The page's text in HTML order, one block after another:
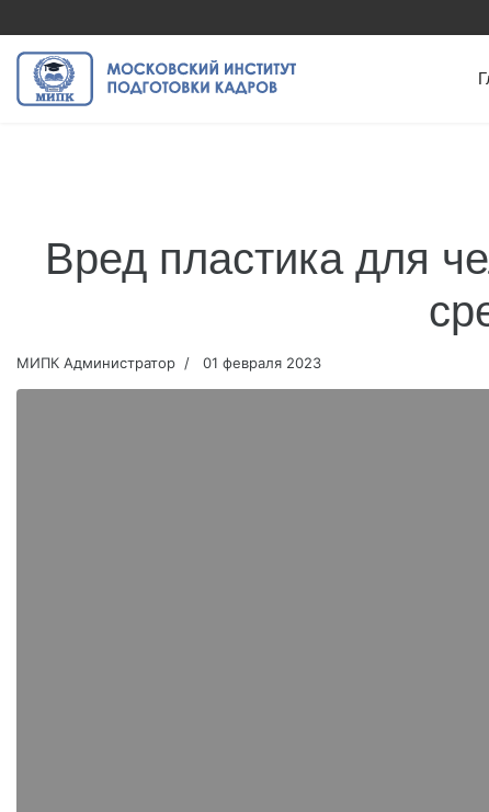
Вред пластика для
МИПК Администратор 01 февраля 2023